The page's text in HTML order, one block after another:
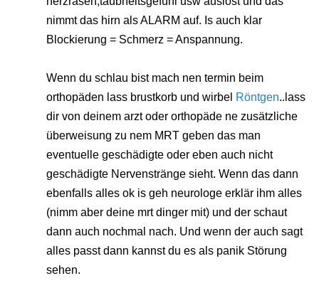
nimmt das hirn als ALARM auf. Is auch klar
Blockierung = Schmerz = Anspannung.
Wenn du schlau bist mach nen termin beim
orthopäden lass brustkorb und wirbel Röntgen..lass
dir von deinem arzt oder orthopäde ne zusätzliche
überweisung zu nem MRT geben das man
eventuelle geschädigte oder eben auch nicht
geschädigte Nervenstränge sieht. Wenn das dann
ebenfalls alles ok is geh neurologe erklär ihm alles
(nimm aber deine mrt dinger mit) und der schaut
dann auch nochmal nach. Und wenn der auch sagt
alles passt dann kannst du es als panik Störung
sehen.